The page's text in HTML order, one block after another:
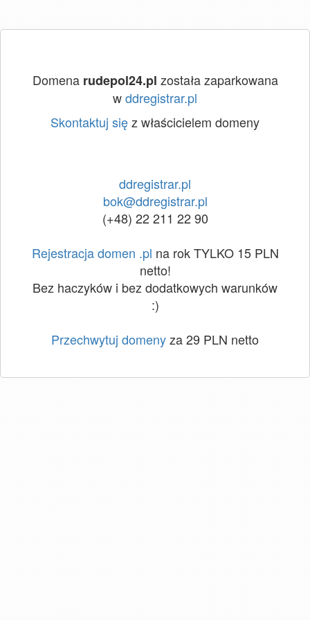
Domena rudepol24.pl została zaparkowana
wddregistrar.pl
Skontaktuj sięz właścicielem domeny
ddregistrar.pl
bok@ddregistrar.pl
(+48) 22 211 22 90
Rejestracja domen .pl na rok TYLKO 15 PLN
netto!
Bez haczyków i bez dodatkowych warunków
:)
Przechwytuj domenyza 29 PLN netto